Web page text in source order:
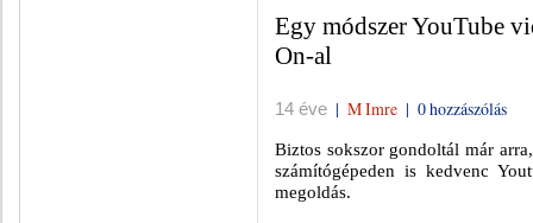
Egy módszer YouTube
On-al
14 éve | M Imre | 0 hozzászólás
Biztos sokszor gondoltál már
számítógépeden is kedvenc
megoldás.